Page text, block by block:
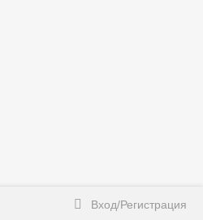
Вход/Регистрация